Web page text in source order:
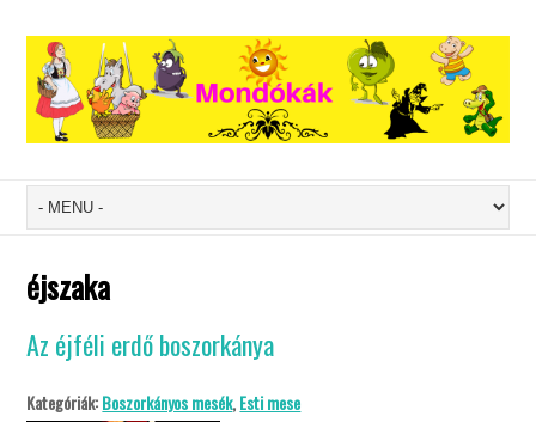
éjszaka
Az éjféli erdő boszorkánya
Kategóriák:Boszorkányos mesék,Esti mese